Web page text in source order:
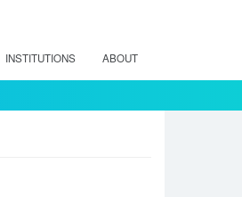
INSTITUTIONS ABOUT